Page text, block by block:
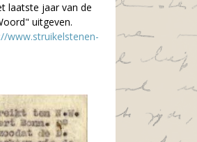
laatste jaar van de
uitgeven.
www.struikelstenen-